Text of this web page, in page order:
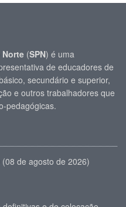
(SPN) é uma
de educadores de
secundário e superior,
e outros trabalhadores que
pedagógicas.
(08 de agosto de 2026)